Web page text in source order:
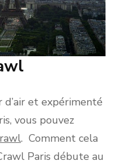
d’air et expérimenté
vous pouvez
. Comment cela
Paris débute au